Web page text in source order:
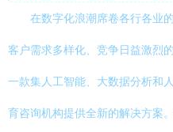
在数字化浪潮席卷各行各业
客户需求多样化、竞争日益激烈
一款集人工智能、大数据分析和
育咨询机构提供全新的解决方案